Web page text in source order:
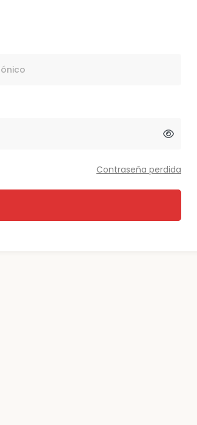
Contraseña perdida